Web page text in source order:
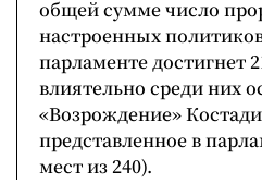
общей сумме число
настроенных
парламенте достигнет
влиятельно среди них
«Возрождение»
представленное в
мест из 240).